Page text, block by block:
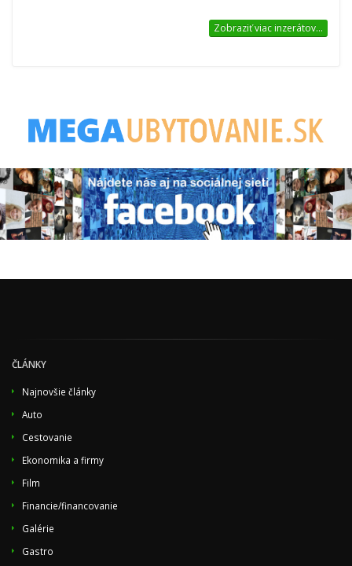
Zobraziť viac inzerátov...
ČLÁNKY
Najnovšie články
Auto
Cestovanie
Ekonomika a firmy
Film
Financie/financovanie
Galérie
Gastro